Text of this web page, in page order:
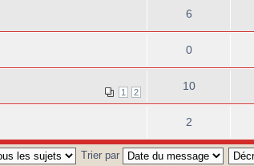
6
0
1 2 10
2
Trier par